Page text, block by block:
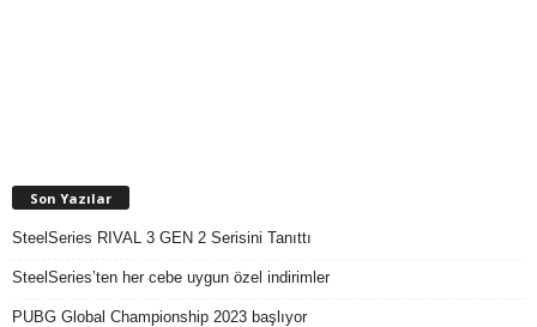
Son Yazılar
SteelSeries RIVAL 3 GEN 2 Serisini Tanıttı
SteelSeries’ten her cebe uygun özel indirimler
PUBG Global Championship 2023 başlıyor